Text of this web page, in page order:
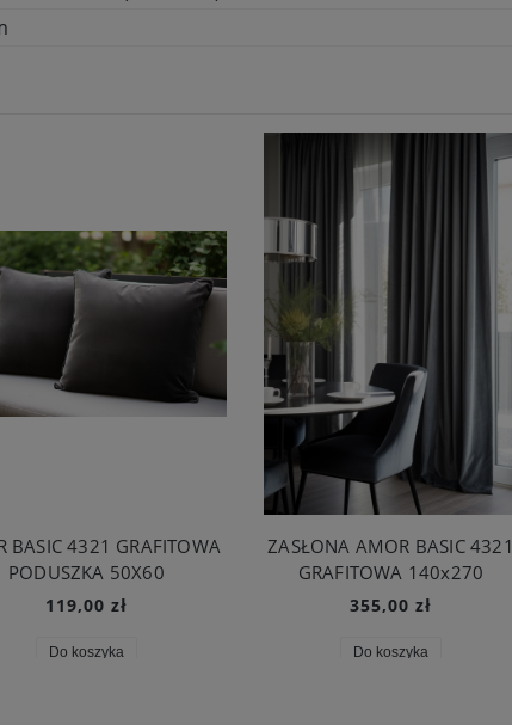
BASIC 4321 GRAFITOWA
PODUSZKA 50X60
119,00 zł
Do koszyka
ZASŁONA AMOR BASIC 4321
GRAFITOWA 140x270
355,00 zł
Do koszyka